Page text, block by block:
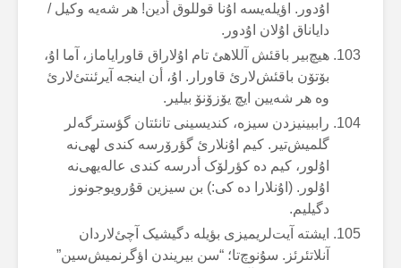
اۇدور. اؤیلەیسە اۇنا قوللوق أدین! هر شەیە وکیل /
دایاناق اۇلان اۇدور.
هیچ‌بیر باقئش آللاهئ تام اۇلاراق قاورایاماز، آما اۇ،
بۆتۆن باقئش‌لارئ قاورار. اۇ، أن اینجە آیرئنتئ‌لارئ
وە هر شەیین ایچ یۆزۆنۆ بیلیر.
راببینیزدن سیزە، کندیسینی تانئتان گؤسترگەلر
گلمیش‌تیر. کیم اۇنلارئ گؤرۆرسە کندی لهی‌نە
اۇلور، کیم دە کؤرلۆک أدرسە کندی عالەیهی‌نە
اۇلور. (اۇنلارا دە کی:) بن سیزین قۇرویوجونوز
دگیلیم.
ایشتە آیت‌لریمیزی بؤیلە دگیشیک آچئ‌لاردان
آنلاتئرئز. سۇنوچ‌تا؛ “سن بیریندن اؤگرنمیش‌سین”